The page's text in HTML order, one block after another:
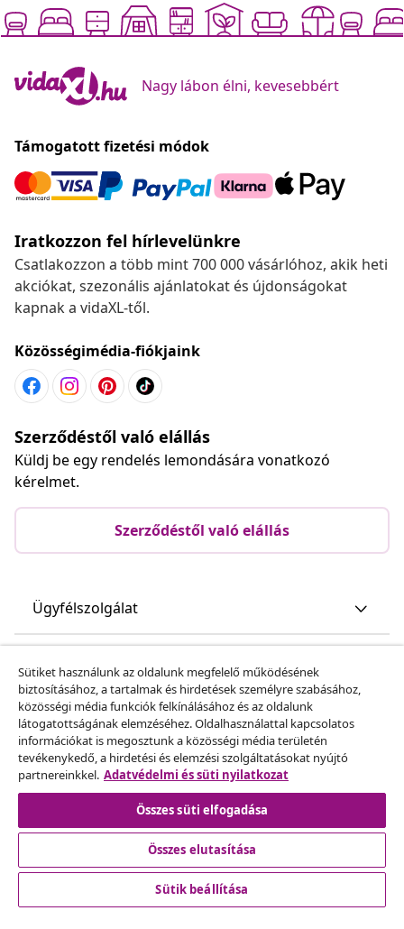
Nagy lábon élni, kevesebbért
Támogatott fizetési módok
Iratkozzon fel hírlevelünkre
Csatlakozzon a több mint 700 000 vásárlóhoz, akik heti
akciókat, szezonális ajánlatokat és újdonságokat
kapnak a vidaXL-től.
Közösségimédia-fiókjaink
Szerződéstől való elállás
Küldj be egy rendelés lemondására vonatkozó
kérelmet.
Szerződéstől való elállás
Ügyfélszolgálat
vidaXL
Fedezz fel többet
© 2008-2026 vidaXL A www.vidaxl.hu a vidaXL Marketplace
Sütiket használunk az oldalunk megfelelő működésének
biztosításához, a tartalmak és hirdetések személyre szabásához,
közösségi média funkciók felkínálásához és az oldalunk
látogatottságának elemzéséhez. Oldalhasználattal kapcsolatos
információkat is megosztunk a közösségi média területén
tevékenykedő, a hirdetési és elemzési szolgáltatásokat nyújtó
partnereinkkel. Adatvédelmi és süti nyilatkozat
Összes süti elfogadása
Összes elutasítása
Sütik beállítása